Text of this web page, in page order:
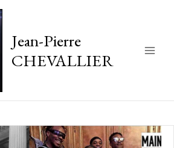
Jean-Pierre
CHEVALLIER